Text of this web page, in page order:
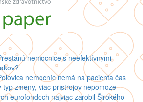
nemocnice s neefektívnymi
nemocníc nemá na pacienta čas
typ zmeny, viac prístrojov nepomôže
eurofondoch najviac zarobil Širokého